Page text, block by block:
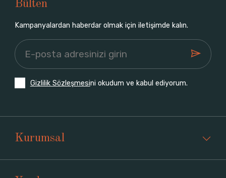
Bülten
Kampanyalardan haberdar olmak için iletişimde kalın.
Gizlilik Sözleşmesini okudum ve kabul ediyorum.
Kurumsal